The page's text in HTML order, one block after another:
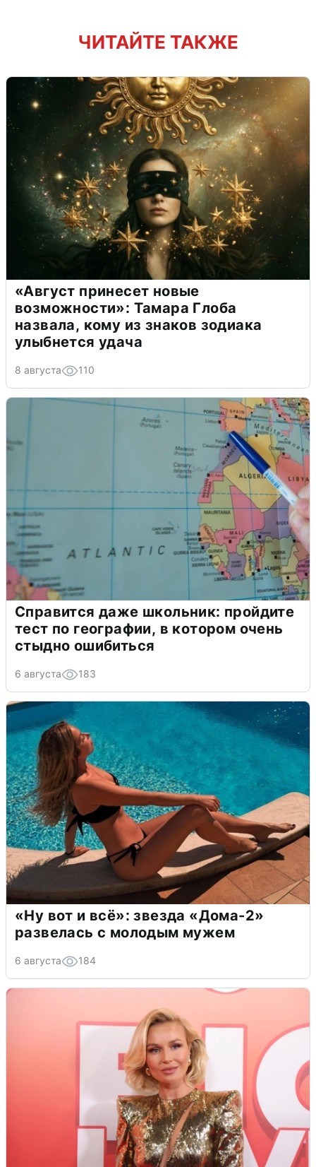
ЧИТАЙТЕ ТАКЖЕ
«Август принесет новые
возможности»: Тамара Глоба
назвала, кому из знаков зодиака
улыбнется удача
8 августа 110
Справится даже школьник: пройдите
тест по географии, в котором очень
стыдно ошибиться
6 августа 183
«Ну вот и всё»: звезда «Дома-2»
развелась с молодым мужем
6 августа 184